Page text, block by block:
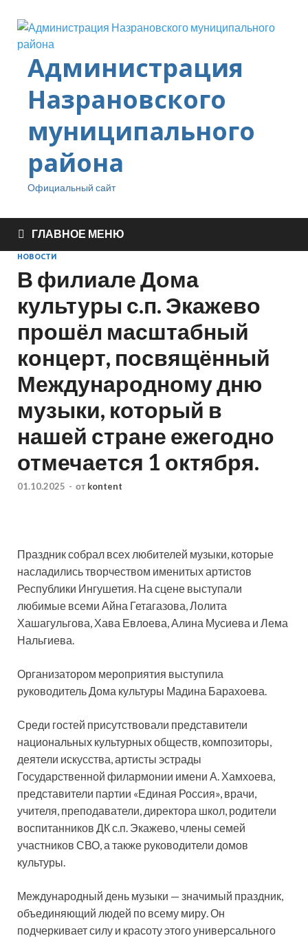
Администрация
Назрановского
муниципального
района
Официальный сайт
ГЛАВНОЕ МЕНЮ
НОВОСТИ
В филиале Дома
культуры с.п. Экажево
прошёл масштабный
концерт, посвящённый
Международному дню
музыки, который в
нашей стране ежегодно
отмечается 1 октября.
01.10.2025 - от kontent
Праздник собрал всех любителей музыки, которые
насладились творчеством именитых артистов
Республики Ингушетия. На сцене выступали
любимые всеми Айна Гетагазова, Лолита
Хашагульгова, Хава Евлоева, Алина Мусиева и Лема
Нальгиева.
Организатором мероприятия выступила
руководитель Дома культуры Мадина Барахоева.
Среди гостей присутствовали представители
национальных культурных обществ, композиторы,
деятели искусства, артисты эстрады
Государственной филармонии имени А. Хамхоева,
представители партии «Единая Россия», врачи,
учителя, преподаватели, директора школ, родители
воспитанников ДК с.п. Экажево, члены семей
участников СВО, а также руководители домов
культуры.
Международный день музыки — значимый праздник,
объединяющий людей по всему миру. Он
подчеркивает силу и красоту этого универсального